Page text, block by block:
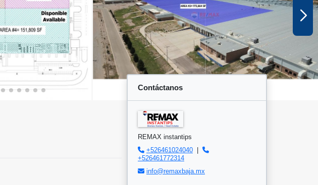
Contáctanos
REMAX instantips
+526461024040
+526461772314
info@remaxbaja.mx